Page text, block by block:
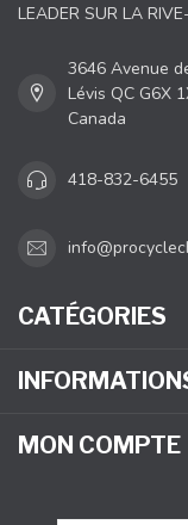
LEADER SUR LA
3646 Avenue
Lévis QC G6X
Canada
418-832-6455
CATÉGORIES
MON COMPTE